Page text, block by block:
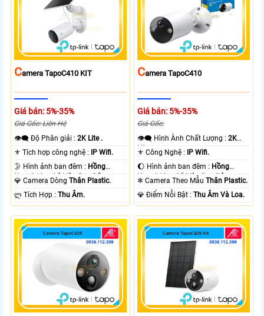
CAmera TapoC410 KIT
Giá bán: 5%-35%
Giá Gốc: Liên Hệ
👁️‍🗨 Độ Phân giải :2K Lite .
⚜️ Tích hợp công nghệ : IP Wifi.
🌛 Hình ảnh ban đêm : Hồng
Ngoại 10m Có Màu Ban Ðêm.
💎 Camera DòngThân Plastic.
️ლ Tích Hợp :Thu Âm.
CAmera TapoC410
Giá bán: 5%-35%
Giá Gốc:
👁️‍🗨 Hình Ành Chất Lượng :2K
Lite .
⚜️ Công Nghệ : IP Wifi.
🌔 Hình ảnh ban đêm : Hồng
Ngoại 10m Có Màu Ban Ðêm.
❄ Camera Theo MẫuThân Plastic.
️💎 Điểm Nỗi Bật :Thu Âm Và Loa.